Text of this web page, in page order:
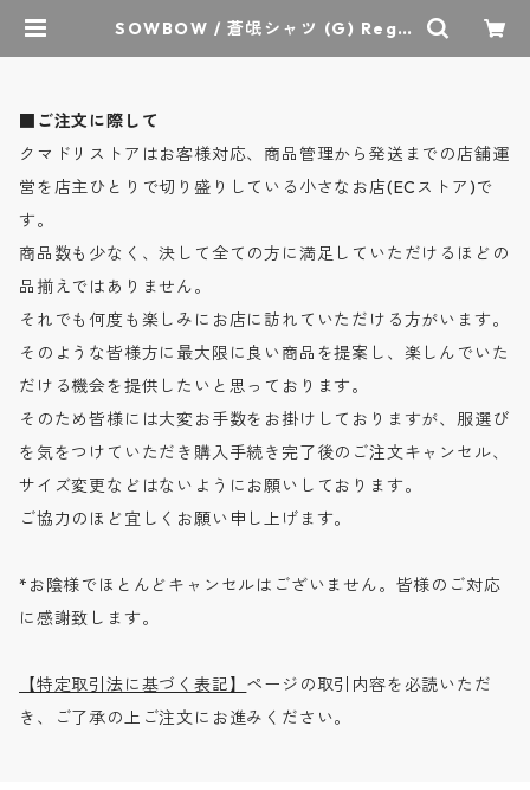
SOWBOW / 蒼氓シャツ (G) Regul
クマドリストア - オーセンティック
セレクトショップ
■ご注文に際して
クマドリストアはお客様対応、商品管理から発送までの店舗運
営を店主ひとりで切り盛りしている小さなお店(ECストア)で
す。
商品数も少なく、決して全ての方に満足していただけるほどの
品揃えではありません。
それでも何度も楽しみにお店に訪れていただける方がいます。
そのような皆様方に最大限に良い商品を提案し、楽しんでいた
だける機会を提供したいと思っております。
そのため皆様には大変お手数をお掛けしておりますが、服選び
を気をつけていただき購入手続き完了後のご注文キャンセル、
サイズ変更などはないようにお願いしております。
ご協力のほど宜しくお願い申し上げます。
*お陰様でほとんどキャンセルはございません。皆様のご対応
に感謝致します。
【特定取引法に基づく表記】 ページの取引内容を必読いただ
き、ご了承の上ご注文にお進みください。